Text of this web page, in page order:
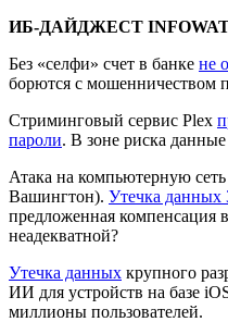
ИБ-ДАЙДЖЕСТ
Без «селфи» счет в банке не
борются с мошенничеством
Стриминговый сервис Plex
пароли. В зоне риска
Атака на компьютерную
Вашингтон). Утечка данных
предложенная компенсация
неадекватной?
Утечка данных крупного
ИИ для устройств на базе
миллионы пользователей.